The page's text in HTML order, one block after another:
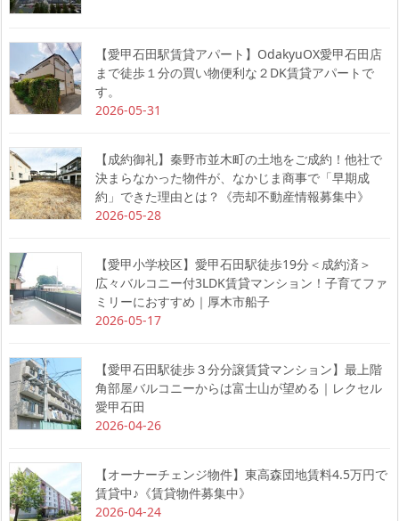
【愛甲石田駅賃貸アパート】OdakyuOX愛甲石田店
まで徒歩１分の買い物便利な２DK賃貸アパートで
す。
2026-05-31
【成約御礼】秦野市並木町の土地をご成約！他社で
決まらなかった物件が、なかじま商事で「早期成
約」できた理由とは？《売却不動産情報募集中》
2026-05-28
【愛甲小学校区】愛甲石田駅徒歩19分＜成約済＞
広々バルコニー付3LDK賃貸マンション！子育てファ
ミリーにおすすめ｜厚木市船子
2026-05-17
【愛甲石田駅徒歩３分分譲賃貸マンション】最上階
角部屋バルコニーからは富士山が望める｜レクセル
愛甲石田
2026-04-26
【オーナーチェンジ物件】東高森団地賃料4.5万円で
賃貸中♪《賃貸物件募集中》
2026-04-24